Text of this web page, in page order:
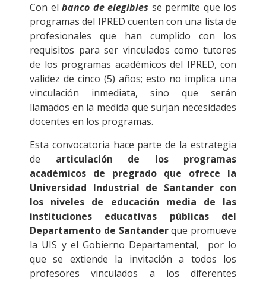
Con el banco de elegibles se permite que los
programas del IPRED cuenten con una lista de
profesionales que han cumplido con los
requisitos para ser vinculados como tutores
de los programas académicos del IPRED, con
validez de cinco (5) años; esto no implica una
vinculación inmediata, sino que serán
llamados en la medida que surjan necesidades
docentes en los programas.
Esta convocatoria hace parte de la estrategia
de articulación de los programas
académicos de pregrado que ofrece la
Universidad Industrial de Santander con
los niveles de educación media de las
instituciones educativas públicas del
Departamento de Santanderque promueve
la UIS y el Gobierno Departamental, por lo
que se extiende la invitación a todos los
profesores vinculados a los diferentes